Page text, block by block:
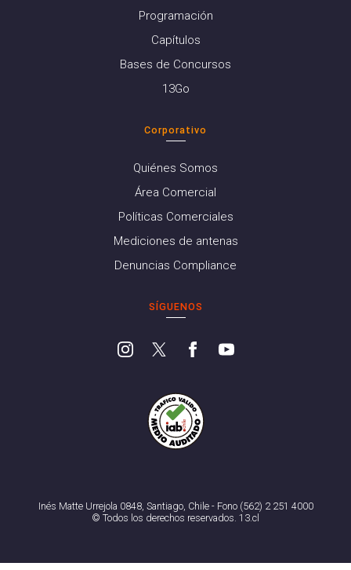
Programación
Capítulos
Bases de Concursos
13Go
Corporativo
Quiénes Somos
Área Comercial
Políticas Comerciales
Mediciones de antenas
Denuncias Compliance
SÍGUENOS
Inés Matte Urrejola 0848, Santiago, Chile - Fono (562) 2 251 4000
© Todos los derechos reservados. 13.cl